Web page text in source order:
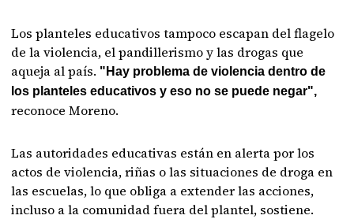
Los planteles educativos tampoco escapan del flagelo
de la violencia, el pandillerismo y las drogas que
aqueja al país. "Hay problema de violencia dentro de
los planteles educativos y eso no se puede negar",
reconoce Moreno.
Las autoridades educativas están en alerta por los
actos de violencia, riñas o las situaciones de droga en
las escuelas, lo que obliga a extender las acciones,
incluso a la comunidad fuera del plantel, sostiene.